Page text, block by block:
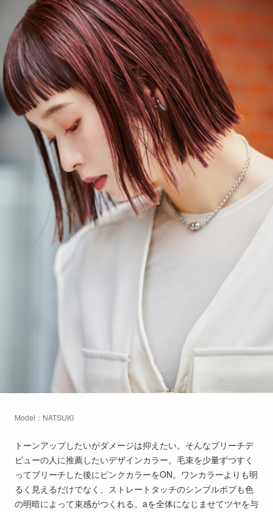
Model：NATSUKI
トーンアップしたいがダメージは抑えたい。そんなブリーチデ
ビューの人に推薦したいデザインカラー。毛束を少量ずつすく
ってブリーチした後にピンクカラーをON。ワンカラーよりも明
るく見えるだけでなく、ストレートタッチのシンプルボブも色
の明暗によって束感がつくれる。aを全体になじませてツヤを与